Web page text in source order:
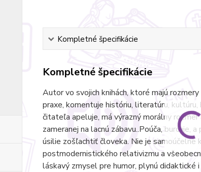
Kompletné špecifikácie
Kompletné špecifikácie
Autor vo svojich knihách, ktoré majú
praxe, komentuje históriu, literatúru, kultúru,
čitateľa apeluje, má výrazný morálny
zameranej na lacnú zábavu..Poúča,
úsilie zošľachtiť človeka. Nie je samoúčelne
postmodernistického relativizmu a
láskavý zmysel pre humor, plynú didaktické